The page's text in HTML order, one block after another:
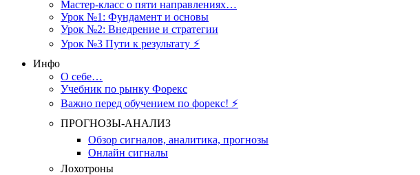
Мастер-класс о пяти направлениях…
Урок №1: Фундамент и основы
Урок №2: Внедрение и стратегии
Урок №3 Пути к результату ⚡️
Инфо
О себе…
Учебник по рынку Форекс
Важно перед обучением по форекс! ⚡
ПРОГНОЗЫ-АНАЛИЗ
Обзор сигналов, аналитика, прогнозы
Онлайн сигналы
Лохотроны